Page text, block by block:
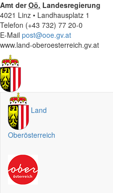
Amt derOö. Landesregierung
4021 Linz • Landhausplatz 1
Telefon (+43 732) 77 20-0
E-Mail post@ooe.gv.at
www.land-oberoesterreich.gv.at
Land
Oberösterreich